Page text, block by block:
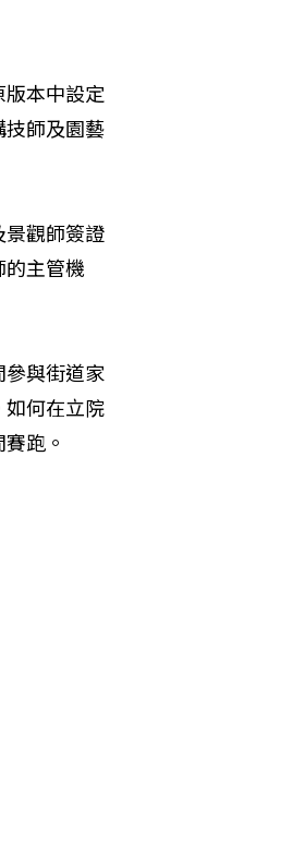
本中設定
師及園藝
觀師簽證
主管機
與街道家
何在立院
跑。